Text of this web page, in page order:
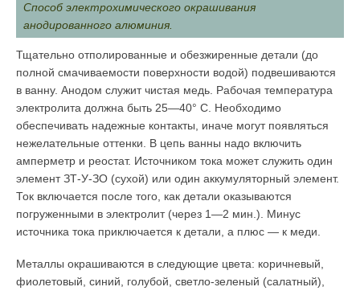
Способ электрохимического окрашивания
анодированного алюминия.
Тщательно отполированные и обезжиренные детали (до
полной смачиваемости поверхности водой) подвешиваются
в ванну. Анодом служит чистая медь. Рабочая температура
электролита должна быть 25—40° С. Необходимо
обеспечивать надежные контакты, иначе могут появляться
нежелательные оттенки. В цепь ванны надо вклю­чить
амперметр и реостат. Источником тока может служить один
элемент ЗТ-У-ЗО (сухой) или один аккумуляторный элемент.
Ток включается после того, как детали оказываются
погруженными в электролит (через 1—2 мин.). Минус
источника тока приключается к детали, а плюс — к меди.
Металлы окрашиваются в следующие цвета: коричневый,
фиолетовый, синий, голубой, светло-зеленый (салатный),